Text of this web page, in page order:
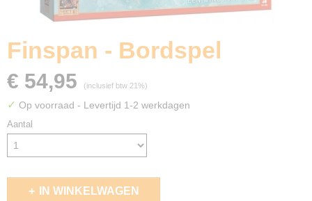
Finspan - Bordspel
€ 54,95 (inclusief btw 21%)
✓ Op voorraad - Levertijd 1-2 werkdagen
Aantal
IN WINKELWAGEN